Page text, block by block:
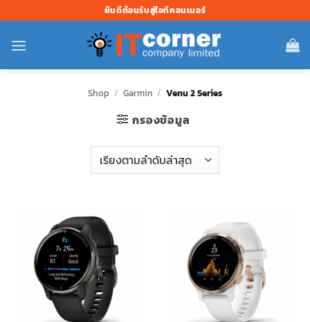
ไป
ยัง
ยินดีต้อนรับสู่ไอทีคอนเนอร์
Shop / Garmin / Venu 2 Series
กรองข้อมูล